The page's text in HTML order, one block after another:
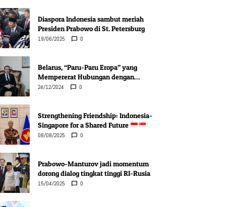
Diaspora Indonesia sambut meriah
Presiden Prabowo di St. Petersburg
19/06/2025 0
Belarus, “Paru-Paru Eropa” yang
Mempererat Hubungan dengan
Indonesia di Berbagai Bidang
24/12/2024 0
Strengthening Friendship: Indonesia-
Singapore for a Shared Future
08/08/2025 0
Prabowo-Manturov jadi momentum
dorong dialog tingkat tinggi RI-Rusia
15/04/2025 0